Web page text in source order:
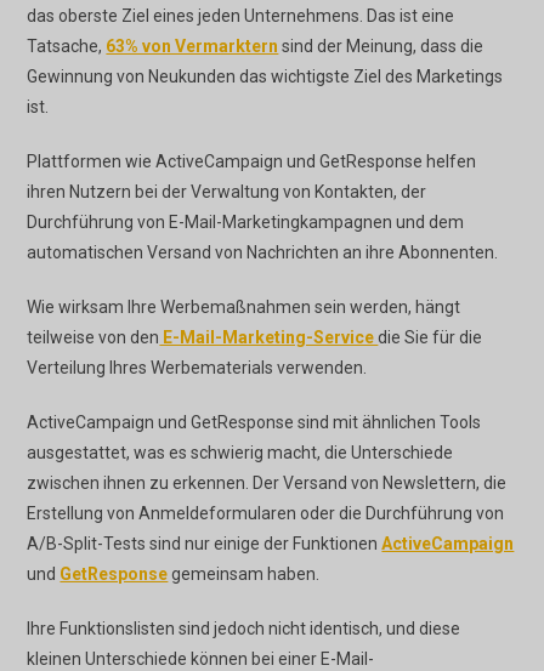
das oberste Ziel eines jeden Unternehmens. Das ist eine
Tatsache, 63% von Vermarktern sind der Meinung, dass die
Gewinnung von Neukunden das wichtigste Ziel des Marketings
ist.
Plattformen wie ActiveCampaign und GetResponse helfen
ihren Nutzern bei der Verwaltung von Kontakten, der
Durchführung von E-Mail-Marketingkampagnen und dem
automatischen Versand von Nachrichten an ihre Abonnenten.
Wie wirksam Ihre Werbemaßnahmen sein werden, hängt
teilweise von den E-Mail-Marketing-Servicedie Sie für die
Verteilung Ihres Werbematerials verwenden.
ActiveCampaign und GetResponse sind mit ähnlichen Tools
ausgestattet, was es schwierig macht, die Unterschiede
zwischen ihnen zu erkennen. Der Versand von Newslettern, die
Erstellung von Anmeldeformularen oder die Durchführung von
A/B-Split-Tests sind nur einige der FunktionenActiveCampaign
und GetResponsegemeinsam haben.
Ihre Funktionslisten sind jedoch nicht identisch, und diese
kleinen Unterschiede können bei einer E-Mail-